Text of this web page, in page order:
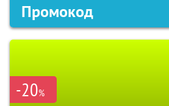
Промокод
-20%